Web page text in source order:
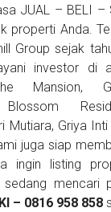
JUAL – BELI –
properti Anda.
Group sejak
investor di
Mansion,
Blossom
Mutiara, Griya
juga siap
ingin listing
sedang mencari
– 0816 958 858